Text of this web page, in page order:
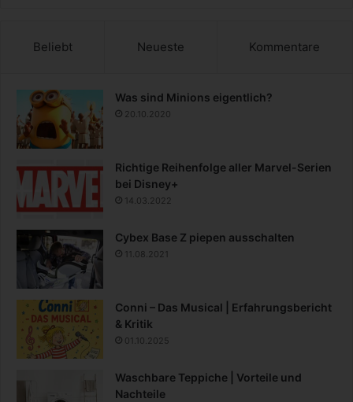
Beliebt Neueste Kommentare
Was sind Minions eigentlich?
20.10.2020
Richtige Reihenfolge aller Marvel-Serien
bei Disney+
14.03.2022
Cybex Base Z piepen ausschalten
11.08.2021
Conni – Das Musical | Erfahrungsbericht
& Kritik
01.10.2025
Waschbare Teppiche | Vorteile und
Nachteile